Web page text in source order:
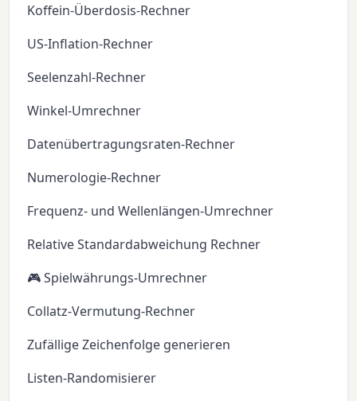
Koffein-Überdosis-Rechner
US-Inflation-Rechner
Seelenzahl-Rechner
Winkel-Umrechner
Datenübertragungsraten-Rechner
Numerologie-Rechner
Frequenz- und Wellenlängen-Umrechner
Relative Standardabweichung Rechner
🎮 Spielwährungs-Umrechner
Collatz-Vermutung-Rechner
Zufällige Zeichenfolge generieren
Listen-Randomisierer